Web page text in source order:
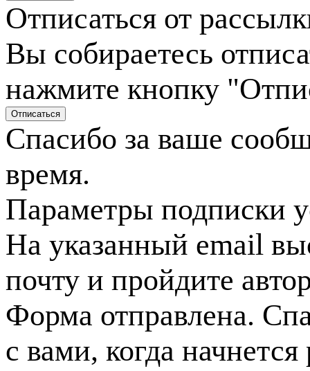
Отписаться от
Вы собираетесь
нажмите кнопку
Спасибо за ваше
время.
Параметры подписки
На указанный email
почту и пройдите
Форма отправлена.
с вами, когда